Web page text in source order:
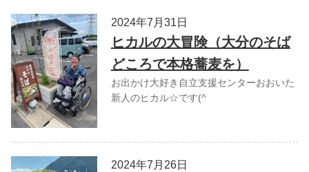
2024年7月31日
ヒカルの大冒険（大分のそば
どころで本格蕎麦を）
お出かけ大好き自立支援センターおおいた
新人のヒカル☆です(^
2024年7月26日